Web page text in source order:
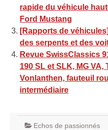
rapide du véhicule
Ford Mustang
[Rapports de
des serpents et des
Revue SwissClassics
190 SL et SLK, MG VA,
Vonlanthen, fauteuil
intermédiaire
Echos de passionnés